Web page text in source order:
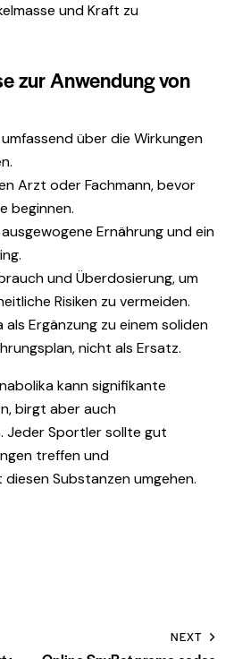
und Kraft zu
zur Anwendung von
über die Wirkungen
Arzt oder Fachmann, bevor
beginnen.
Ernährung und ein
und Überdosierung, um
Risiken zu vermeiden.
als Ergänzung zu einem soliden
nicht als Ersatz.
kann signifikante
birgt aber auch
Jeder Sportler sollte gut
treffen und
Substanzen umgehen.
NEXT